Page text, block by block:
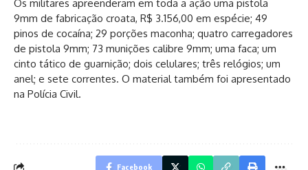
Os militares apreenderam em toda a ação uma pistola
9mm de fabricação croata, R$ 3.156,00 em espécie; 49
pinos de cocaína; 29 porções maconha; quatro carregadores
de pistola 9mm; 73 munições calibre 9mm; uma faca; um
cinto tático de guarnição; dois celulares; três relógios; um
anel; e sete correntes. O material também foi apresentado
na Polícia Civil.
Facebook